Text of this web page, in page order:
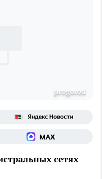
progorod
сетях